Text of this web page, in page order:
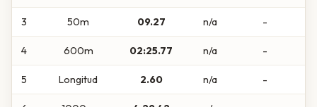
3 50m 09.27 n/a -
4 600m 02:25.77 n/a -
5 Longitud 2.60 n/a -